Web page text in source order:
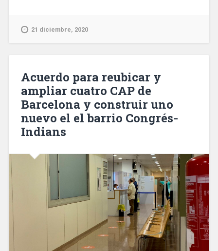
tienda
Barcelona
en
2021
para
cocinas
21 diciembre, 2020
Acuerdo para reubicar y
ampliar cuatro CAP de
Barcelona y construir uno
nuevo el el barrio Congrés-
Indians